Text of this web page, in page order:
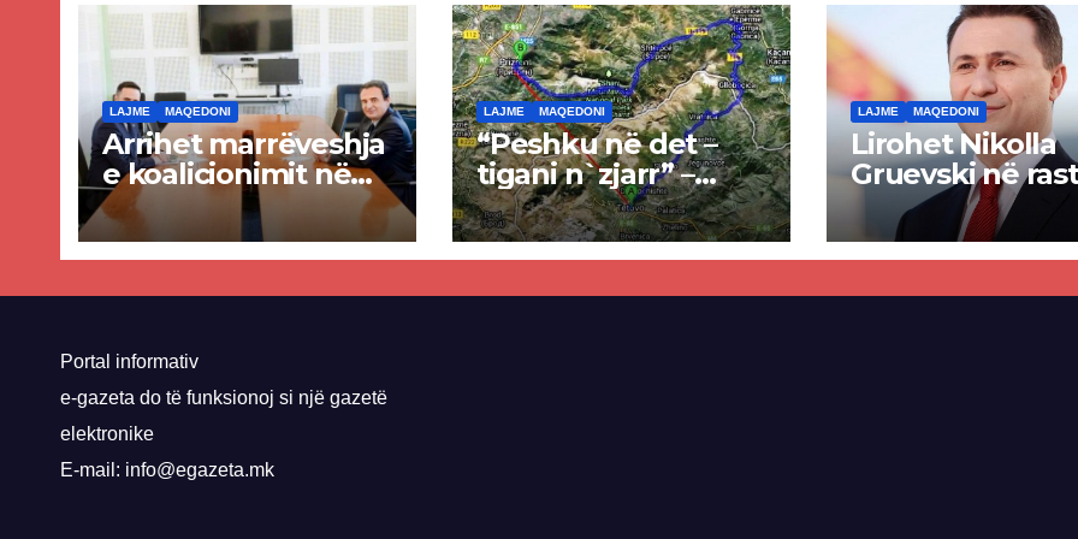
LAJME MAQEDONI
Arrihet marrëveshja
e koalicionimit në
parim mes Kurtit
dhe Abdixhikut
LAJME MAQEDONI
“Peshku në det –
tigani n`zjarr” –
Ende pa u kryer
projekti i tunelit,
komuna e Tetovës
nis punimet për
LAJME MAQEDONI
Lirohet Nikolla
Gruevski në
“Talir 2”,
rrëzon akuzat
ndërtimin e
paligjshëm të
Portal informativ
e-gazeta do të funksionoj si një gazetë
elektronike
E-mail: info@egazeta.mk